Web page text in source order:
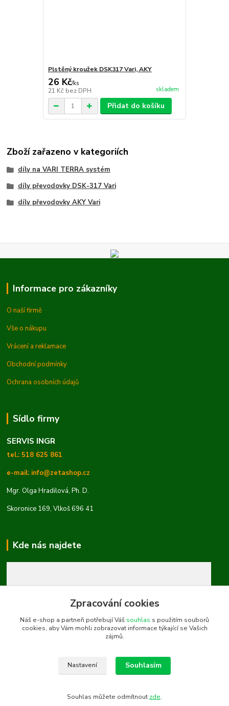
Plstěný kroužek DSK317 Vari, AKY
26 Kč/ks
21 Kč bez DPH skladem
Přidat do košíku
Zboží zařazeno v kategoriích
díly na VARI TERRA systém
díly převodovky DSK-317 Vari
díly převodovky AKY Vari
Informace pro zákazníky
O naší firmě
Vše o nákupu
Vrácení a reklamace
Obchodní podmínky
Ochrana osobních údajů
Sídlo firmy
SERVIS INGR
tel.: 518 625 861
e-mail: info@zetashop.cz
Mgr. Olga Hradilová, Ph. D.
Skoronice 169, Vlkoš 696 41
Kde nás najdete
Zpracování cookies
Náš e-shop a partneři potřebují Váš souhlas s použitím souborů
cookies, aby Vám mohli zobrazovat informace týkající se Vašich
zájmů.
Nastavení Souhlasím
Souhlas můžete odmítnout zde.